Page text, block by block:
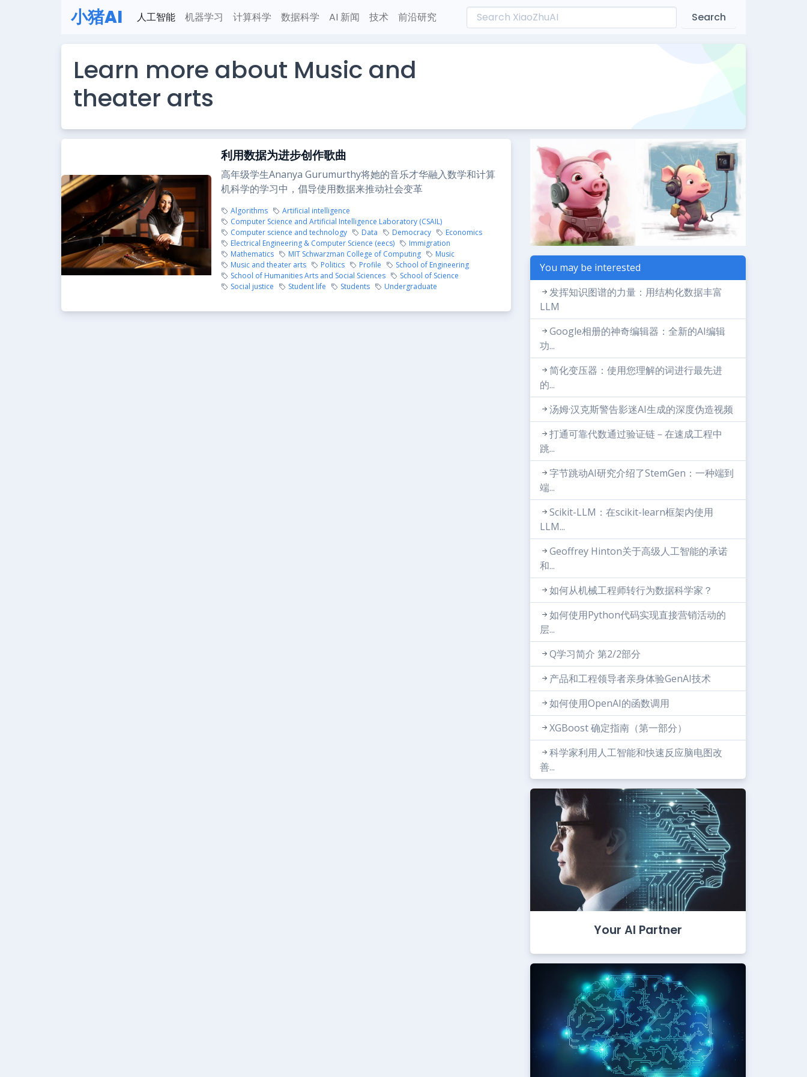
小猪AI 人工智能 机器学习 计算科学 数据科学 AI 新闻 技术 前沿研究 Search
Learn more about Music and
theater arts
利用数据为进步创作歌曲
高年级学生Ananya Gurumurthy将她的音乐才华融入数学和计算
机科学的学习中，倡导使用数据来推动社会变革
Algorithms
Artificial intelligence
Computer Science and Artificial Intelligence Laboratory (CSAIL)
Computer science and technology
Data Democracy
Economics
Electrical Engineering & Computer Science (eecs)
Immigration
Mathematics
MIT Schwarzman College of Computing
Music
Music and theater arts
Politics Profile
School of Engineering
School of Humanities Arts and Social Sciences
School of Science
Social justice
Student life Students Undergraduate
You may be interested
发挥知识图谱的力量：用结构化数据丰富
LLM
Google相册的神奇编辑器：全新的AI编辑
功...
简化变压器：使用您理解的词进行最先进
的...
汤姆·汉克斯警告影迷AI生成的深度伪造视频
打通可靠代数通过验证链－在速成工程中
跳...
字节跳动AI研究介绍了StemGen：一种端到
端...
Scikit-LLM：在scikit-learn框架内使用
LLM...
Geoffrey Hinton关于高级人工智能的承诺
和...
如何从机械工程师转行为数据科学家？
如何使用Python代码实现直接营销活动的
层...
Q学习简介 第2/2部分
产品和工程领导者亲身体验GenAI技术
如何使用OpenAI的函数调用
XGBoost 确定指南（第一部分）
科学家利用人工智能和快速反应脑电图改
善...
Your AI Partner